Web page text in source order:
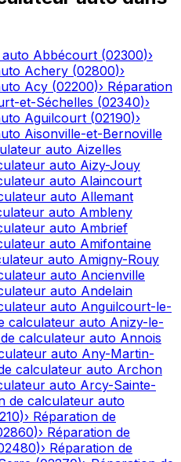
Abbécourt (02300)›
Achery (02800)›
Acy (02200)› Réparation
et-Séchelles (02340)›
Aguilcourt (02190)›
Aisonville-et-Bernoville
auto Aizelles
auto Aizy-Jouy
auto Alaincourt
auto Allemant
auto Ambleny
auto Ambrief
auto Amifontaine
auto Amigny-Rouy
auto Ancienville
auto Andelain
auto Anguilcourt-le-
calculateur auto Anizy-le-
calculateur auto Annois
auto Any-Martin-
calculateur auto Archon
auto Arcy-Sainte-
de calculateur auto
)› Réparation de
)› Réparation de
)› Réparation de